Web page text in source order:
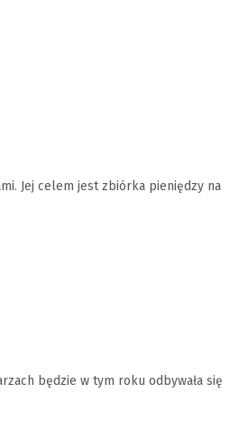
Jej celem jest zbiórka pieniędzy na
będzie w tym roku odbywała się